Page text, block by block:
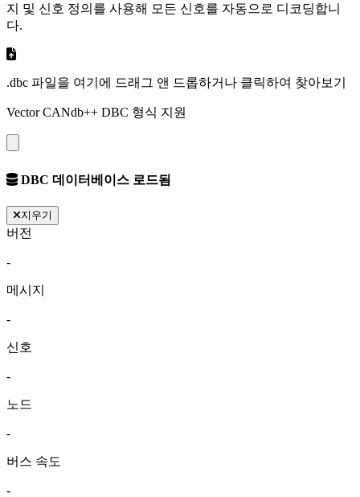
지 및 신호 정의를 사용해 모든 신호를 자동으로 디코딩합니
다.
.dbc 파일을 여기에 드래그 앤 드롭하거나 클릭하여 찾아보기
Vector CANdb++ DBC 형식 지원
DBC 데이터베이스 로드됨
지우기
버전
-
메시지
-
신호
-
노드
-
버스 속도
-